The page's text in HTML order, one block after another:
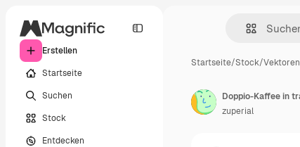
Erstellen
Startseite
Suchen
Stock
Entdecken
Startseite/Stock/Vektoren
zuperial